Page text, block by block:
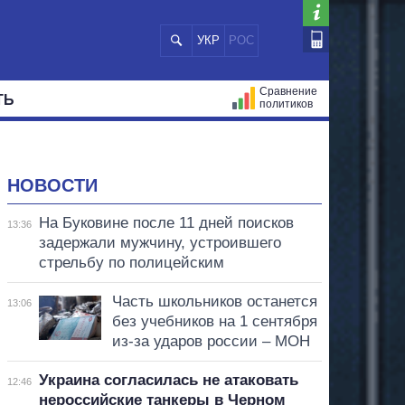
УКР РОС
Сравнение
политиков
НОВОСТИ
13:36
На Буковине после 11 дней поисков
задержали мужчину, устроившего
стрельбу по полицейским
13:06
Часть школьников останется
без учебников на 1 сентября
из-за ударов россии – МОН
12:46
Украина согласилась не атаковать
нероссийские танкеры в Черном